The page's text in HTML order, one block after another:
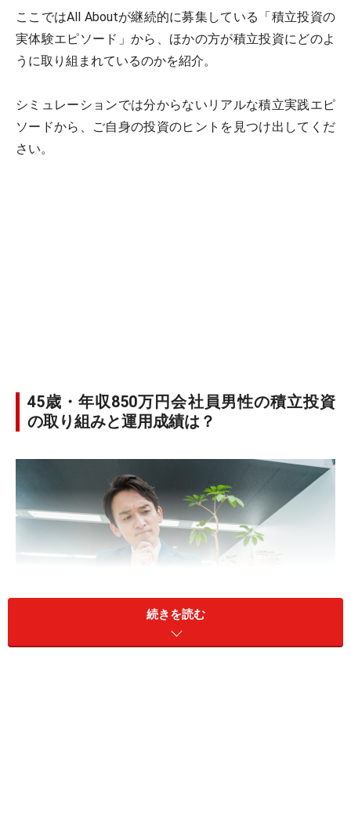
ここではAll Aboutが継続的に募集している「積立投資の
実体験エピソード」から、ほかの方が積立投資にどのよ
うに取り組まれているのかを紹介。
シミュレーションでは分からないリアルな積立実践エピ
ソードから、ご自身の投資のヒントを見つけ出してくだ
さい。
45歳・年収850万円会社員男性の積立投資
の取り組みと運用成績は？
続きを読む